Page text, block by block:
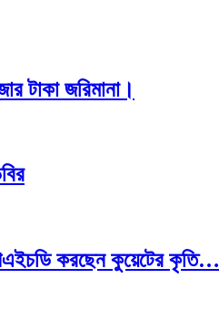
টাকা জরিমানা।
করছেন কুয়েটের কৃতি…